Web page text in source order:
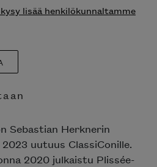
lisää henkilökunnaltamme
Sebastian Herknerin
uutuus ClassiConille.
2020 julkaistu Plissée-